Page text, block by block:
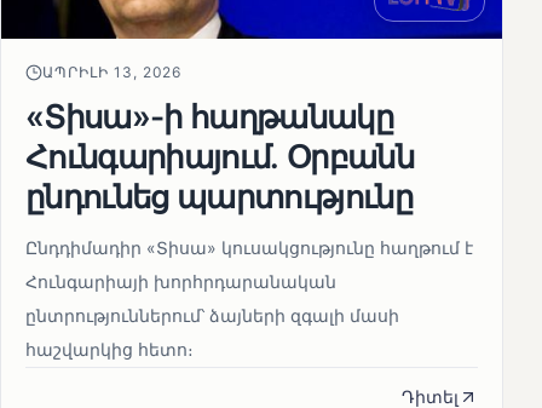
ԱՊՐԻԼԻ 13, 2026
«Տիսա»-ի հաղթանակը
Հունգարիայում․ Օրբանն
ընդունեց պարտությունը
Ընդդիմադիր «Տիսա» կուսակցությունը հաղթում է
Հունգարիայի խորհրդարանական
ընտրություններում՝ ձայների զգալի մասի
հաշվարկից հետո։
Դիտել